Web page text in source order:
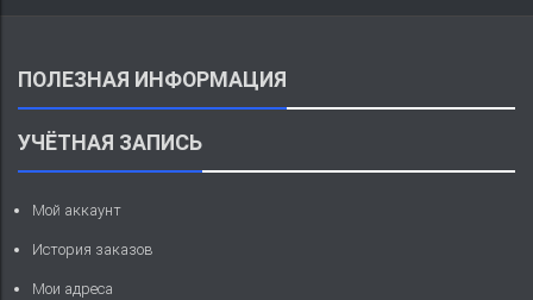
ПОЛЕЗНАЯ ИНФОРМАЦИЯ
УЧЁТНАЯ ЗАПИСЬ
Мой аккаунт
История заказов
Мои адреса